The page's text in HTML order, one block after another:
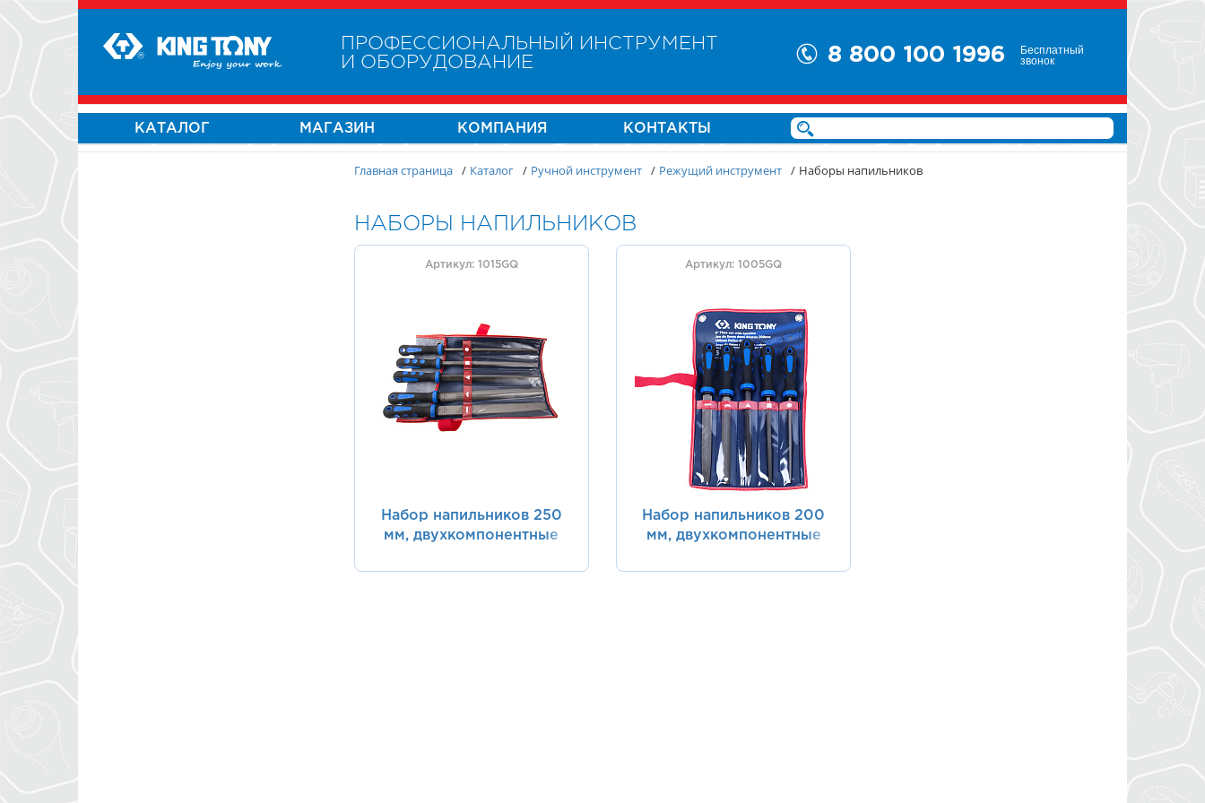
ПРОФЕССИОНАЛЬНЫЙ ИНСТРУМЕНТ
И ОБОРУДОВАНИЕ
8 800 100 1996 Бесплатный
звонок
КАТАЛОГ МАГАЗИН КОМПАНИЯ КОНТАКТЫ
Главная страница / Каталог / Ручной инструмент / Режущий инструмент / Наборы напильников
НАБОРЫ НАПИЛЬНИКОВ
Артикул: 1015GQ
Набор напильников 250
мм, двухкомпонентные
KING TONY 1015GQ
Артикул: 1005GQ
Набор напильников 200
мм, двухкомпонентные
KING TONY 1005GQ